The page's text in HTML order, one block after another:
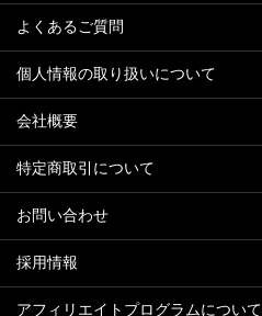
よくあるご質問
個人情報の取り扱いについて
会社概要
特定商取引について
お問い合わせ
採用情報
アフィリエイトプログラムについて